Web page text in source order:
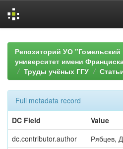
navigationРепозиторий УО "Гомельский
университет имени
Труды учёных ГГУ
Full metadata record
DC Field
Value
dc.contributor.author
Рябцев,